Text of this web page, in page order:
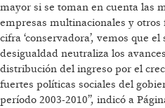
mayor si se toman en cuenta las
empresas multinacionales y otros
cifra ‘conservadora’, vemos que
desigualdad neutraliza los
distribución del ingreso por el
fuertes políticas sociales del
período 2003-2010”, indicó a